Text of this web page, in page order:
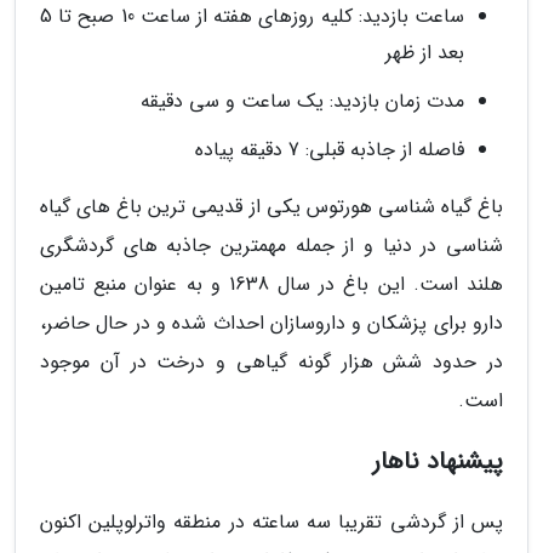
ساعت بازدید: کلیه روزهای هفته از ساعت 10 صبح تا 5
بعد از ظهر
مدت زمان بازدید: یک ساعت و سی دقیقه
فاصله از جاذبه قبلی: 7 دقیقه پیاده
باغ گیاه شناسی هورتوس یکی از قدیمی ترین باغ های گیاه
شناسی در دنیا و از جمله مهمترین جاذبه های گردشگری
هلند است. این باغ در سال 1638 و به عنوان منبع تامین
دارو برای پزشکان و داروسازان احداث شده و در حال حاضر،
در حدود شش هزار گونه گیاهی و درخت در آن موجود
است.
پیشنهاد ناهار
پس از گردشی تقریبا سه ساعته در منطقه واترلوپلین اکنون